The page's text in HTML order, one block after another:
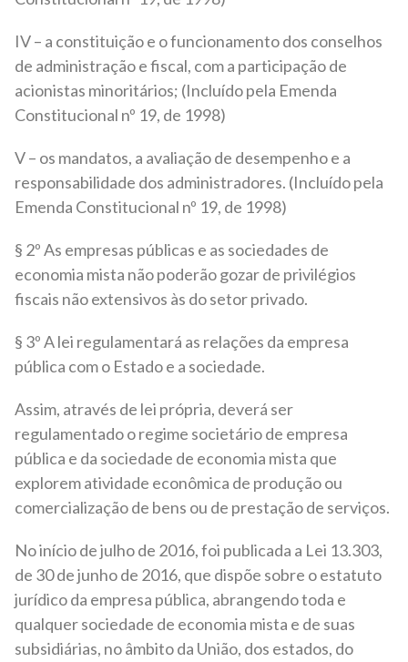
IV – a constituição e o funcionamento dos conselhos
de administração e fiscal, com a participação de
acionistas minoritários; (Incluído pela Emenda
Constitucional nº 19, de 1998)
V – os mandatos, a avaliação de desempenho e a
responsabilidade dos administradores. (Incluído pela
Emenda Constitucional nº 19, de 1998)
§ 2º As empresas públicas e as sociedades de
economia mista não poderão gozar de privilégios
fiscais não extensivos às do setor privado.
§ 3º A lei regulamentará as relações da empresa
pública com o Estado e a sociedade.
Assim, através de lei própria, deverá ser
regulamentado o regime societário de empresa
pública e da sociedade de economia mista que
explorem atividade econômica de produção ou
comercialização de bens ou de prestação de serviços.
No início de julho de 2016, foi publicada a Lei 13.303,
de 30 de junho de 2016, que dispõe sobre o estatuto
jurídico da empresa pública, abrangendo toda e
qualquer sociedade de economia mista e de suas
subsidiárias, no âmbito da União, dos estados, do